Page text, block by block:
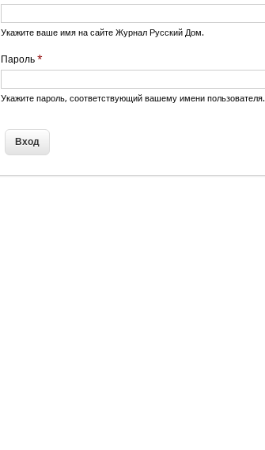
Укажите ваше имя на сайте Журнал Русский Дом.
Пароль*
Укажите пароль, соответствующий вашему имени пользователя.